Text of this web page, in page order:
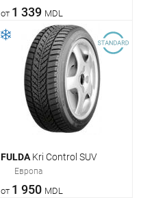
от 1 339 MDL
FULDAKri Control SUV
Европа
от 1 950 MDL